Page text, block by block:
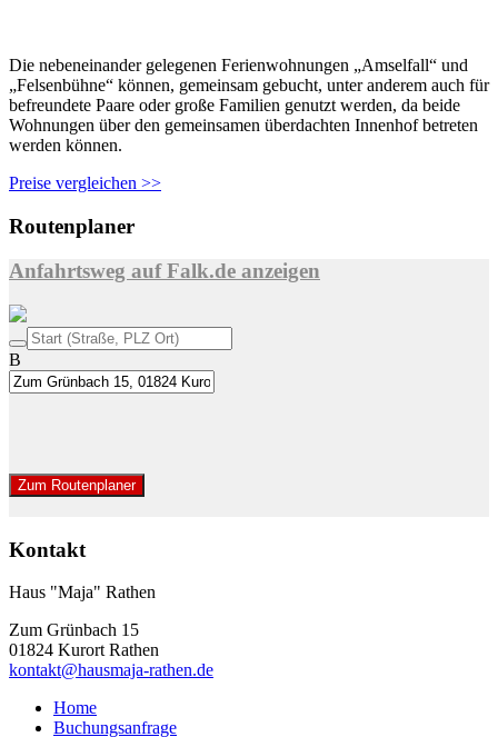
Die nebeneinander gelegenen Ferienwohnungen „Amselfall“ und
„Felsenbühne“ können, gemeinsam gebucht, unter anderem auch für
befreundete Paare oder große Familien genutzt werden, da beide
Wohnungen über den gemeinsamen überdachten Innenhof betreten
werden können.
Preise vergleichen >>
Routenplaner
Anfahrtsweg auf Falk.de anzeigen
B
Zum Routenplaner
Kontakt
Haus "Maja" Rathen
Zum Grünbach 15
01824 Kurort Rathen
kontakt@hausmaja-rathen.de
Home
Buchungsanfrage